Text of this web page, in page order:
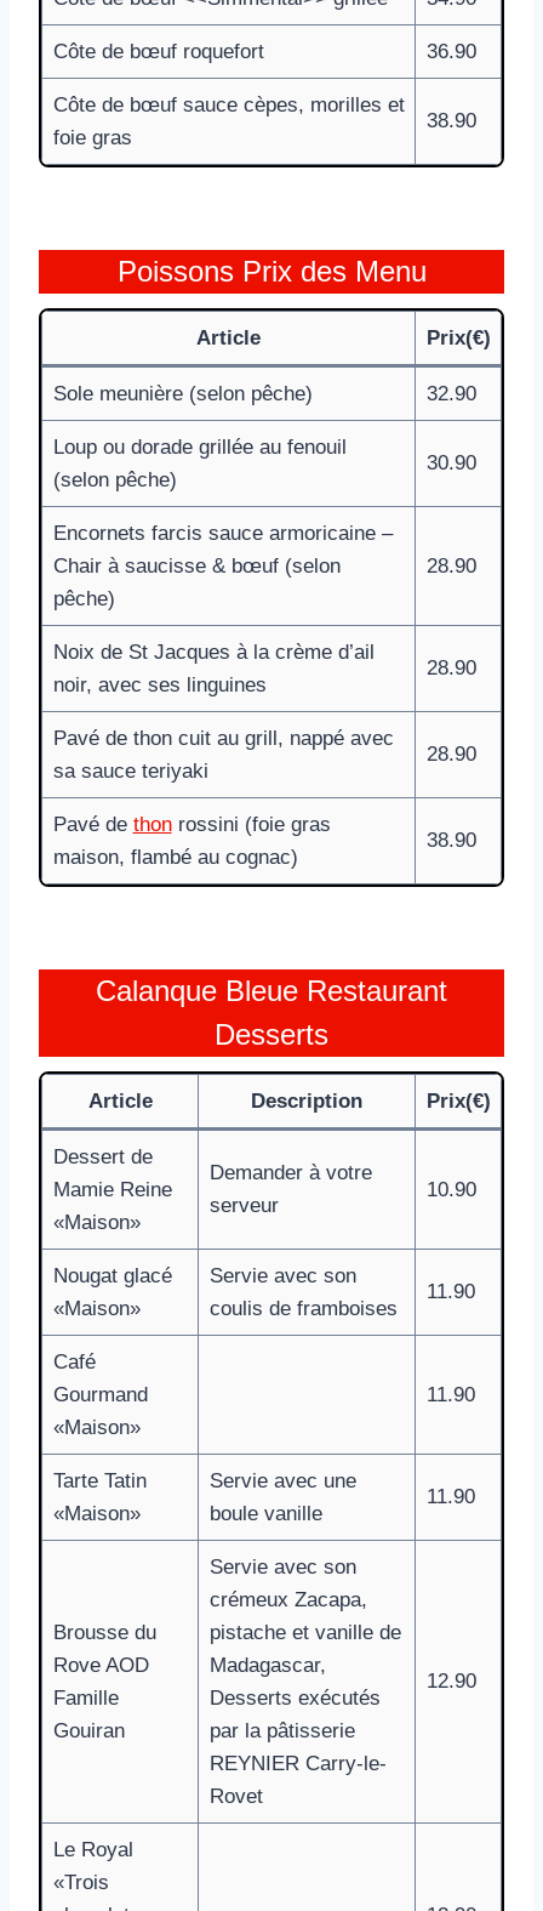
Côte de bœuf roquefort 36.90
Côte de bœuf sauce cèpes, morilles et
foie gras
38.90
Poissons Prix des Menu
Article Prix(€)
Sole meunière (selon pêche) 32.90
Loup ou dorade grillée au fenouil
(selon pêche)
30.90
Encornets farcis sauce armoricaine –
Chair à saucisse & bœuf (selon
pêche)
28.90
Noix de St Jacques à la crème d’ail
noir, avec ses linguines
28.90
Pavé de thon cuit au grill, nappé avec
sa sauce teriyaki
28.90
Pavé de thonrossini (foie gras
maison, flambé au cognac)
38.90
Calanque Bleue Restaurant
Desserts
Article Description Prix(€)
Dessert de
Mamie Reine
«Maison»
Demander à votre
serveur
10.90
Nougat glacé
«Maison»
Servie avec son
coulis de framboises
11.90
Café
Gourmand
«Maison»
11.90
Tarte Tatin
«Maison»
Servie avec une
boule vanille
11.90
Brousse du
Rove AOD
Famille
Gouiran
Servie avec son
crémeux Zacapa,
pistache et vanille de
Madagascar,
Desserts exécutés
par la pâtisserie
REYNIER Carry-le-
Rovet
12.90
Le Royal
«Trois